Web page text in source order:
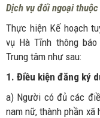
Dịch vụ đối ngoại
Thực hiện Kế hoạch
vụ Hà Tĩnh thông
Trung tâm như sau:
1. Điều kiện đăng ký
a) Người có đủ các
nam nữ, thành phần